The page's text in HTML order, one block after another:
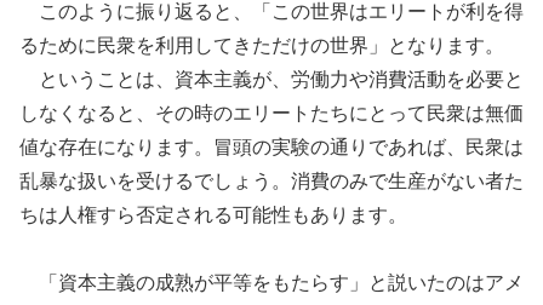
このように振り返ると、「この世界はエリートが利を得
るために民衆を利用してきただけの世界」となります。
ということは、資本主義が、労働力や消費活動を必要と
しなくなると、その時のエリートたちにとって民衆は無価
値な存在になります。冒頭の実験の通りであれば、民衆は
乱暴な扱いを受けるでしょう。消費のみで生産がない者た
ちは人権すら否定される可能性もあります。
「資本主義の成熟が平等をもたらす」と説いたのはアメ